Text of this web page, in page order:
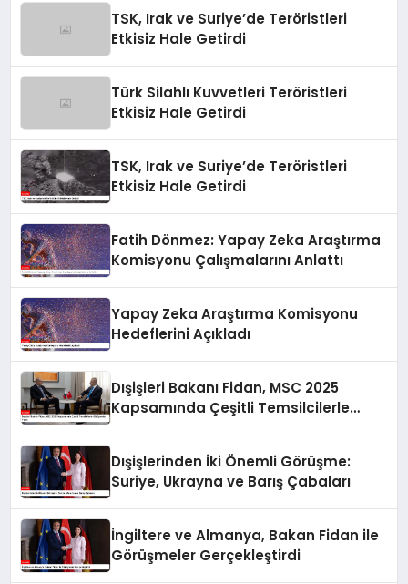
TSK, Irak ve Suriye’de Teröristleri
Etkisiz Hale Getirdi
Türk Silahlı Kuvvetleri Teröristleri
Etkisiz Hale Getirdi
TSK, Irak ve Suriye’de Teröristleri
Etkisiz Hale Getirdi
Fatih Dönmez: Yapay Zeka Araştırma
Komisyonu Çalışmalarını Anlattı
Yapay Zeka Araştırma Komisyonu
Hedeflerini Açıkladı
Dışişleri Bakanı Fidan, MSC 2025
Kapsamında Çeşitli Temsilcilerle
Dışişlerinden İki Önemli Görüşme:
Suriye, Ukrayna ve Barış Çabaları
İngiltere ve Almanya, Bakan Fidan ile
Görüşmeler Gerçekleştirdi